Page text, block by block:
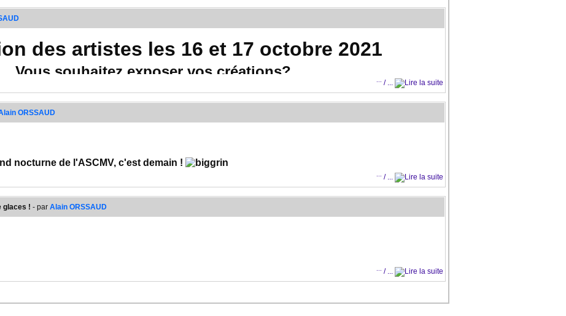
des artistes les 16 et 17 octobre 2021
Vous souhaitez exposer vos créations?
- 5 lot. les Gravillis à Messigny-et-vantoux - 03 80 35 49 57
/ ...
ORSSAUD
nocturne de l'ASCMV, c'est demain !
locaux ou proches
du marché
/ ...
glaces ! - par Alain ORSSAUD
/ ...